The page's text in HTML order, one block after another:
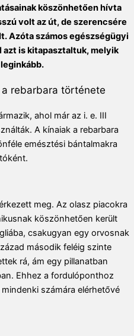
köszönhetően hívta
volt az út, de szerencsére
Azóta számos egészségügyi
is kitapasztaltuk, melyik
rebarbara története
ahol már az i. e. III
A kínaiak a rebarbara
emésztési bántalmakra
meg. Az olasz piacokra
köszönhetően került
csakugyan egy orvosnak
második feléig szinte
rá, ám egy pillanatban
Ehhez a fordulóponthoz
számára elérhetővé